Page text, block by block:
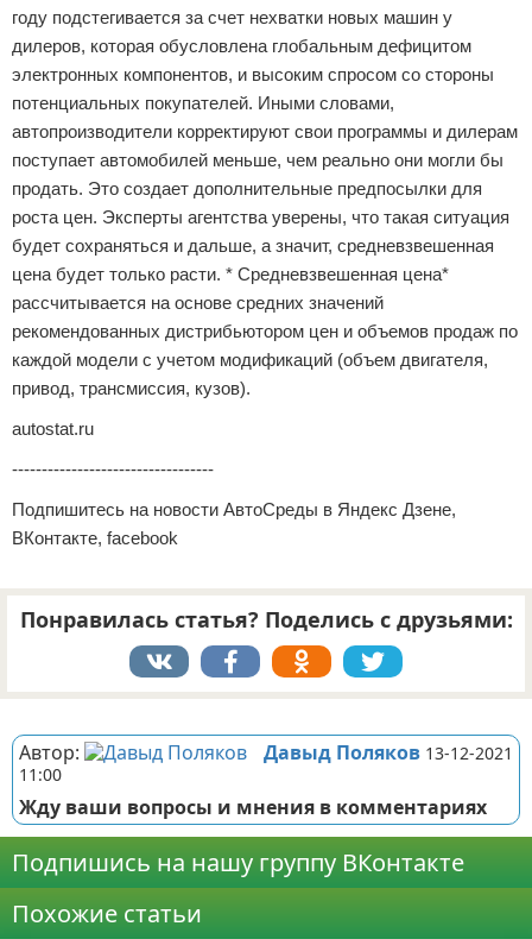
году подстегивается за счет нехватки новых машин у
дилеров, которая обусловлена глобальным дефицитом
электронных компонентов, и высоким спросом со стороны
потенциальных покупателей. Иными словами,
автопроизводители корректируют свои программы и дилерам
поступает автомобилей меньше, чем реально они могли бы
продать. Это создает дополнительные предпосылки для
роста цен. Эксперты агентства уверены, что такая ситуация
будет сохраняться и дальше, а значит, средневзвешенная
цена будет только расти. * Средневзвешенная цена*
рассчитывается на основе средних значений
рекомендованных дистрибьютором цен и объемов продаж по
каждой модели с учетом модификаций (объем двигателя,
привод, трансмиссия, кузов).
autostat.ru
----------------------------------
Подпишитесь на новости АвтоСреды в Яндекс Дзене,
ВКонтакте, facebook
Понравилась статья? Поделись с друзьями:
Автор: Давыд Поляков 13-12-2021
11:00
Жду ваши вопросы и мнения в комментариях
Подпишись на нашу группу ВКонтакте
Похожие статьи